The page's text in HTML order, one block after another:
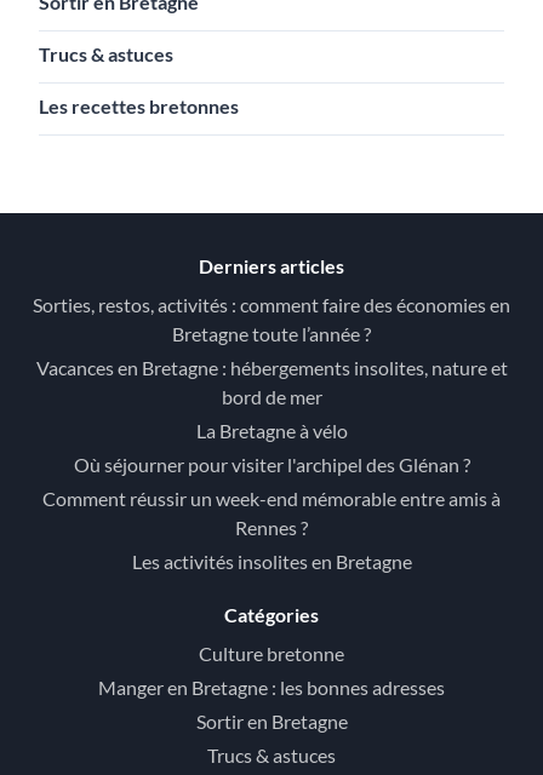
Trucs & astuces
Les recettes bretonnes
Derniers articles
Sorties, restos, activités : comment faire des économies en
Bretagne toute l’année ?
Vacances en Bretagne : hébergements insolites, nature et
bord de mer
La Bretagne à vélo
Où séjourner pour visiter l'archipel des Glénan ?
Comment réussir un week-end mémorable entre amis à
Rennes ?
Les activités insolites en Bretagne
Catégories
Culture bretonne
Manger en Bretagne : les bonnes adresses
Sortir en Bretagne
Trucs & astuces